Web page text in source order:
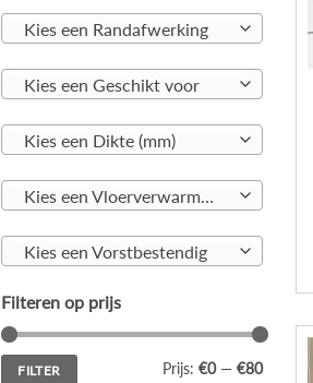
Kies een Randafwerking
Kies een Geschikt voor
Kies een Dikte (mm)
Kies een Vloerverwarming geschikt
Kies een Vorstbestendig
Filteren op prijs
Min.
prijs
Max.
prijsFILTER Prijs: €0— €80